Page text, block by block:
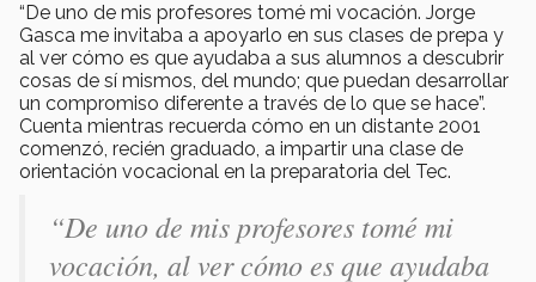
“De uno de mis profesores tomé mi vocación. Jorge
Gasca me invitaba a apoyarlo en sus clases de prepa y
al ver cómo es que ayudaba a sus alumnos a descubrir
cosas de sí mismos, del mundo; que puedan desarrollar
un compromiso diferente a través de lo que se hace”.
Cuenta mientras recuerda cómo en un distante 2001
comenzó, recién graduado, a impartir una clase de
orientación vocacional en la preparatoria del Tec.
“De uno de mis profesores tomé mi
vocación, al ver cómo es que ayudaba